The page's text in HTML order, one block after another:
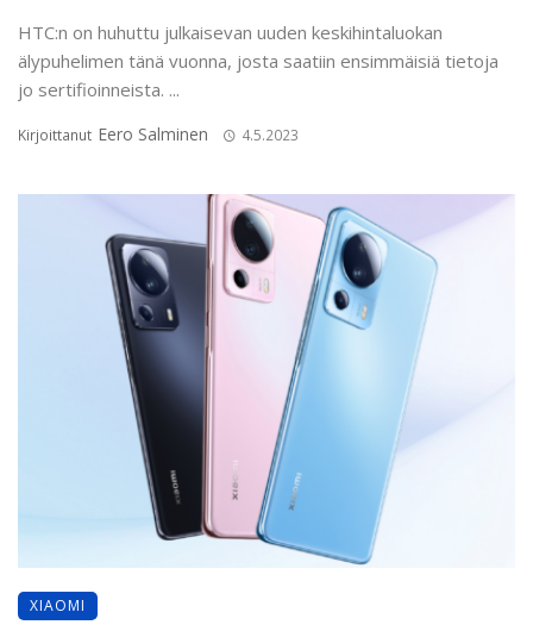
HTC:n on huhuttu julkaisevan uuden keskihintaluokan
älypuhelimen tänä vuonna, josta saatiin ensimmäisiä tietoja
jo sertifioinneista. ...
Kirjoittanut Eero Salminen 4.5.2023
XIAOMI